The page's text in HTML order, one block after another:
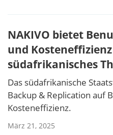
NAKIVO bietet
und
südafrikanisches
Das südafrikanische
Backup & Replication auf
Kosteneffizienz.
März 21, 2025